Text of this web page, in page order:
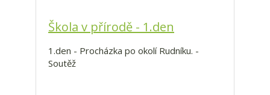
Škola v přírodě - 1.den
1.den - Procházka po okolí Rudníku. -
Soutěž